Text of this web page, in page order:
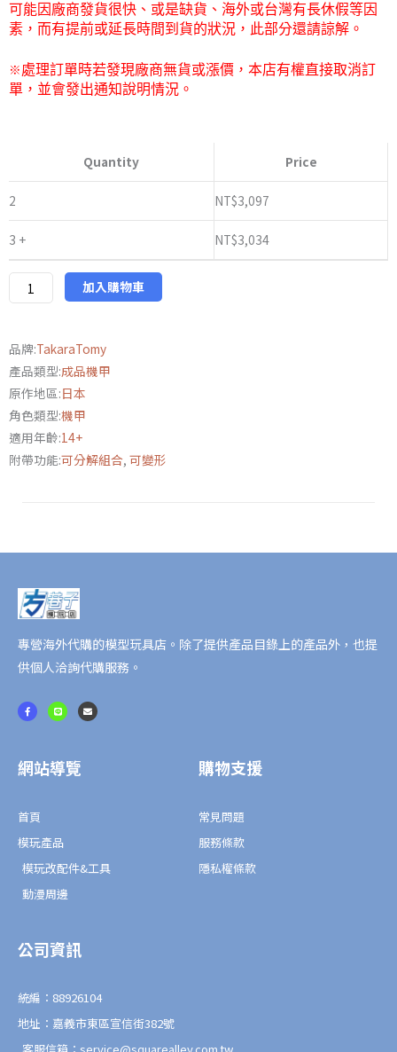
NT$3,034
到
NT$3,160
可能因廠商發貨很快、或是缺貨、海外或台灣有長休假等因
素，而有提前或延長時間到貨的狀況，此部分還請諒解。
※處理訂單時若發現廠商無貨或漲價，本店有權直接取消訂
單，並會發出通知說明情況。
Quantity Price
2 NT$3,097
3 + NT$3,034
限
定
版
戴
克
TM-
08
戰
術
突
擊
海
版
數
量
加入購物車
品牌:TakaraTomy
產品類型:成品機甲
原作地區:日本
角色類型:機甲
適用年齡:14+
附帶功能:可分解組合, 可變形
專營海外代購的模型玩具店。除了提供產品目錄上的產品外，也提
供個人洽詢代購服務。
F
a
c
k
-
L
i
n
E
n
v
網站導覽
首頁
模玩產品
模玩改配件&工具
動漫周邊
購物支援
常見問題
服務條款
隱私權條款
公司資訊
統編：88926104
地址：嘉義市東區宣信街382號